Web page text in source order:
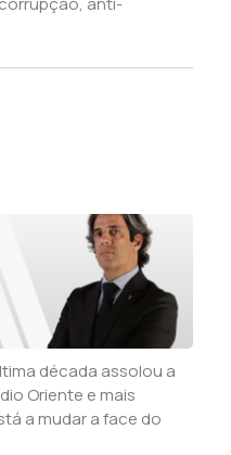
década assolou a
Oriente e mais
a mudar a face do